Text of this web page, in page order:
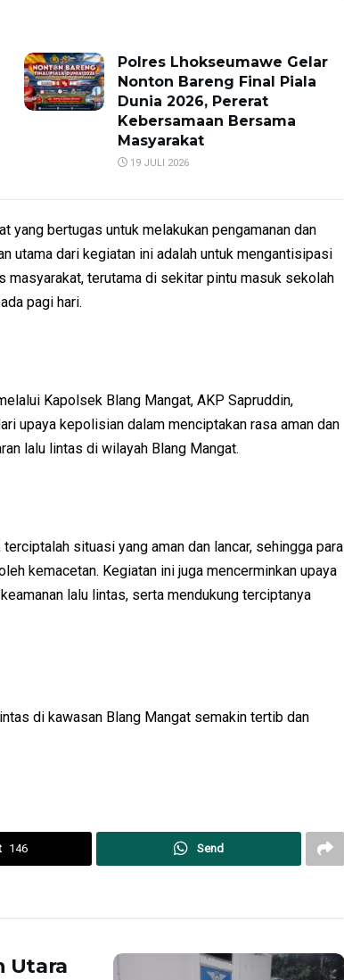
Polres Lhokseumawe Gelar
Nonton Bareng Final Piala
Dunia 2026, Pererat
Kebersamaan Bersama
Masyarakat
19 JULI 2026
yang bertugas untuk melakukan pengamanan dan
utama dari kegiatan ini adalah untuk mengantisipasi
terutama di sekitar pintu masuk sekolah
pagi hari.
Kapolsek Blang Mangat, AKP Sapruddin,
upaya kepolisian dalam menciptakan rasa aman dan
lalu lintas di wilayah Blang Mangat.
situasi yang aman dan lancar, sehingga para
kemacetan. Kegiatan ini juga mencerminkan upaya
lalu lintas, serta mendukung terciptanya
di kawasan Blang Mangat semakin tertib dan
146 Send
Utara